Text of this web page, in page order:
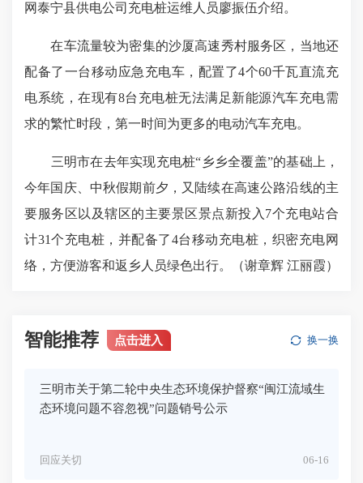
网泰宁县供电公司充电桩运维人员廖振伍介绍。
在车流量较为密集的沙厦高速秀村服务区，当地还
配备了一台移动应急充电车，配置了4个60千瓦直流充
电系统，在现有8台充电桩无法满足新能源汽车充电需
求的繁忙时段，第一时间为更多的电动汽车充电。
三明市在去年实现充电桩“乡乡全覆盖”的基础上，
今年国庆、中秋假期前夕，又陆续在高速公路沿线的主
要服务区以及辖区的主要景区景点新投入7个充电站合
计31个充电桩，并配备了4台移动充电桩，织密充电网
络，方便游客和返乡人员绿色出行。（谢章辉 江丽霞）
智能推荐 点击进入 换一换
三明市关于第二轮中央生态环境保护督察“闽江流域生
态环境问题不容忽视”问题销号公示
06-16
回应关切